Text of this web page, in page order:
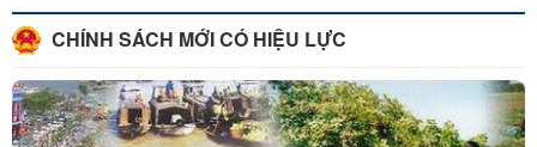
CHÍNH SÁCH MỚI CÓ HIỆU LỰC